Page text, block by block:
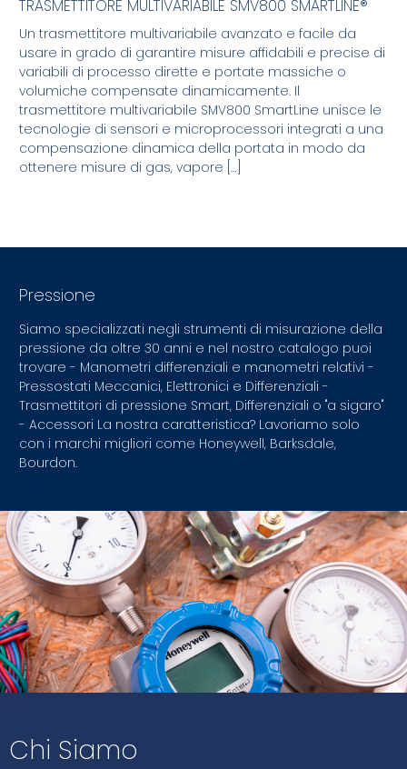
TRASMETTITORE MULTIVARIABILE SMV800 SMARTLINE®
Un trasmettitore multivariabile avanzato e facile da
usare in grado di garantire misure affidabili e precise di
variabili di processo dirette e portate massiche o
volumiche compensate dinamicamente. Il
trasmettitore multivariabile SMV800 SmartLine unisce le
tecnologie di sensori e microprocessori integrati a una
compensazione dinamica della portata in modo da
ottenere misure di gas, vapore […]
Pressione
Siamo specializzati negli strumenti di misurazione della
pressione da oltre 30 anni e nel nostro catalogo puoi
trovare - Manometri differenziali e manometri relativi -
Pressostati Meccanici, Elettronici e Differenziali -
Trasmettitori di pressione Smart, Differenziali o "a sigaro"
- Accessori La nostra caratteristica? Lavoriamo solo
con i marchi migliori come Honeywell, Barksdale,
Bourdon.
Chi Siamo